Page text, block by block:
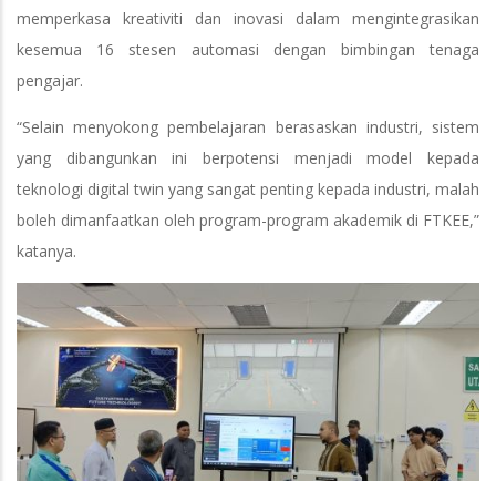
memperkasa kreativiti dan inovasi dalam mengintegrasikan
kesemua 16 stesen automasi dengan bimbingan tenaga
pengajar.
“Selain menyokong pembelajaran berasaskan industri, sistem
yang dibangunkan ini berpotensi menjadi model kepada
teknologi digital twin yang sangat penting kepada industri, malah
boleh dimanfaatkan oleh program-program akademik di FTKEE,”
katanya.